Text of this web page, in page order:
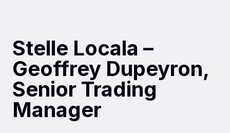
Stelle Locala –
Geoffrey Dupeyron,
Senior Trading
Manager